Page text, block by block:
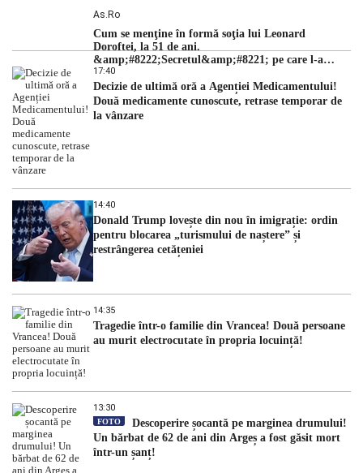
As.ro
Cum se menţine în formă soţia lui Leonard
Doroftei, la 51 de ani.
&amp;#8222;Secretul&amp;#8221; pe care l-a
dezvăluit
17:40
Decizie de ultimă oră a Agenției Medicamentului!
Două medicamente cunoscute, retrase temporar de
la vânzare
14:40
Donald Trump lovește din nou în imigrație: ordin
pentru blocarea „turismului de naștere” și
restrângerea cetățeniei
14:35
Tragedie într-o familie din Vrancea! Două persoane
au murit electrocutate în propria locuință!
13:30
FOTO
Descoperire șocantă pe marginea drumului!
Un bărbat de 62 de ani din Argeș a fost găsit mort
într-un șanț!